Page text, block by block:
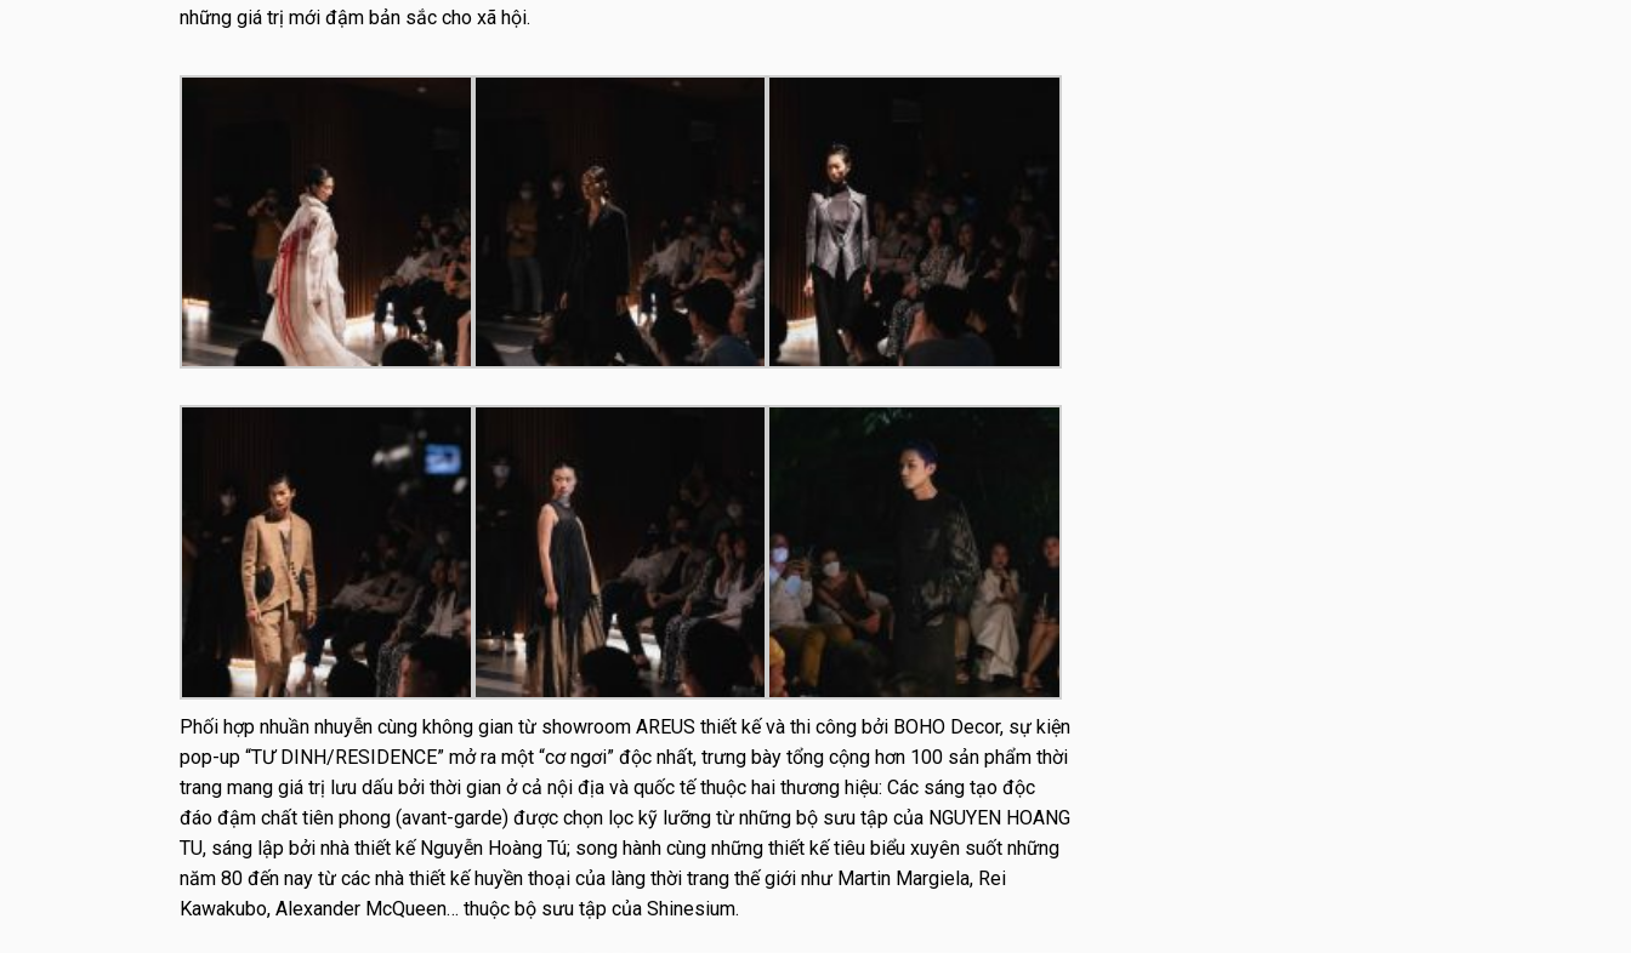
những giá trị mới đậm bản sắc cho xã hội.
Phối hợp nhuần nhuyễn cùng không gian từ showroom AREUS thiết kế và thi công bởi BOHO Decor, sự kiện
pop-up “TƯ DINH/RESIDENCE” mở ra một “cơ ngơi” độc nhất, trưng bày tổng cộng hơn 100 sản phẩm thời
trang mang giá trị lưu dấu bởi thời gian ở cả nội địa và quốc tế thuộc hai thương hiệu: Các sáng tạo độc
đáo đậm chất tiên phong (avant-garde) được chọn lọc kỹ lưỡng từ những bộ sưu tập của NGUYEN HOANG
TU, sáng lập bởi nhà thiết kế Nguyễn Hoàng Tú; song hành cùng những thiết kế tiêu biểu xuyên suốt những
năm 80 đến nay từ các nhà thiết kế huyền thoại của làng thời trang thế giới như Martin Margiela, Rei
Kawakubo, Alexander McQueen… thuộc bộ sưu tập của Shinesium.